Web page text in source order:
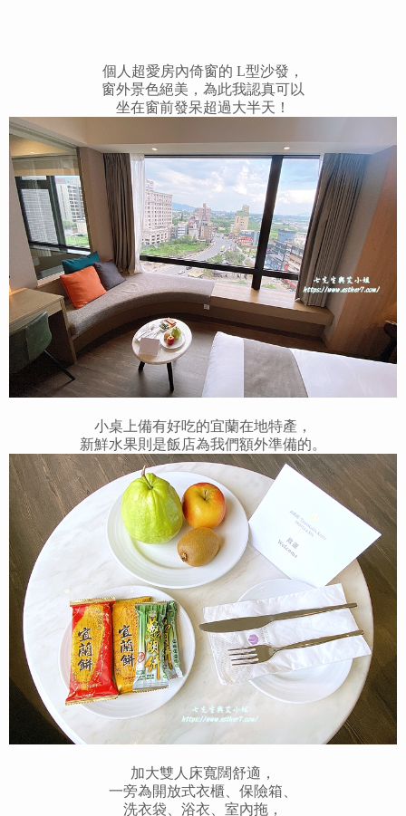
個人超愛房內倚窗的 L型沙發，
窗外景色絕美，為此我認真可以
坐在窗前發呆超過大半天！
小桌上備有好吃的宜蘭在地特產，
新鮮水果則是飯店為我們額外準備的。
加大雙人床寬闊舒適，
一旁為開放式衣櫃、保險箱、
洗衣袋、浴衣、室內拖，